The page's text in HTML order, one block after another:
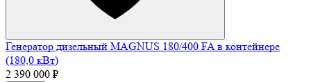
Генератор дизельный MAGNUS 180/400 FA в контейнере
(180,0 кВт)
2 390 000 ₽